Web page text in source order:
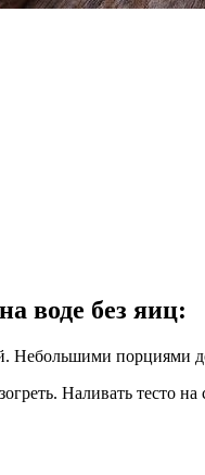
воде без яиц:
порциями
Наливать тесто